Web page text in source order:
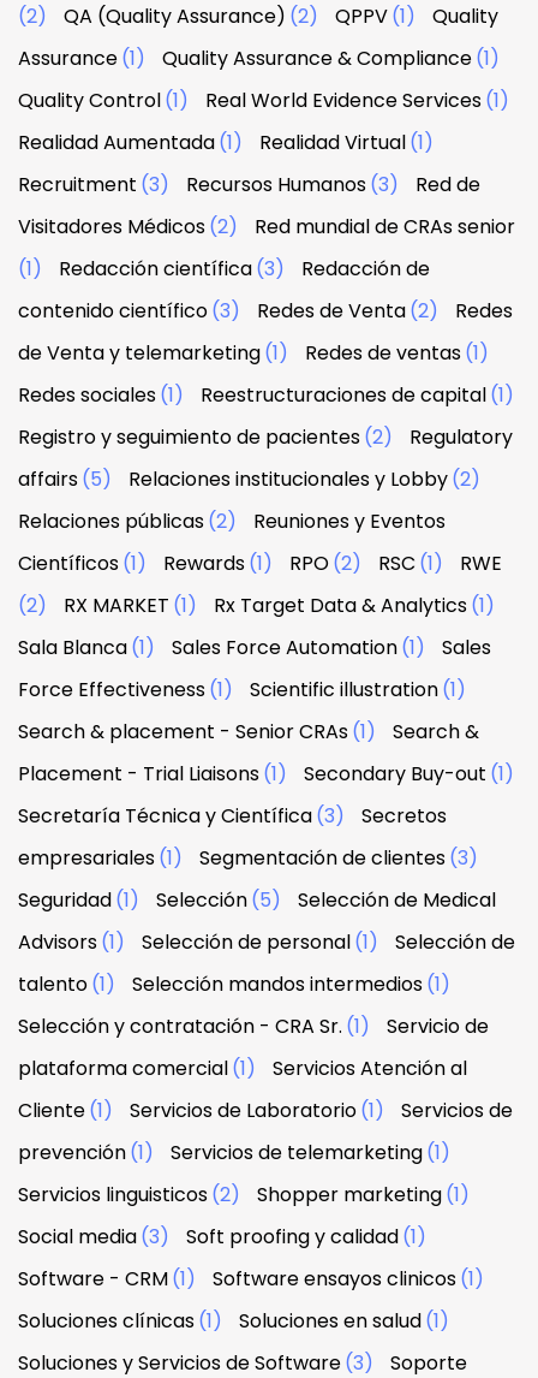
(2) QA (Quality Assurance) (2) QPPV(1)
Quality
Assurance(1) Quality Assurance & Compliance(1)
Quality Control(1) Real World Evidence Services(1)
Realidad Aumentada(1) Realidad Virtual(1)
Recruitment (3) Recursos Humanos(3)
Red de
Visitadores Médicos(2)
Red mundial de CRAs senior
(1)
Redacción científica(3)
Redacción de
contenido científico(3) Redes de Venta(2)
Redes
de Venta y telemarketing(1) Redes de ventas(1)
Redes sociales(1) Reestructuraciones de capital(1)
Registro y seguimiento de pacientes(2)
Regulatory
affairs(5) Relaciones institucionales y Lobby(2)
Relaciones públicas(2)
Reuniones y Eventos
Científicos(1) Rewards(1) RPO(2) RSC (1)
RWE
(2)
RX MARKET (1) Rx Target Data & Analytics(1)
Sala Blanca(1) Sales Force Automation(1)
Sales
Force Effectiveness(1) Scientific illustration(1)
Search & placement - Senior CRAs(1)
Search &
Placement - Trial Liaisons(1) Secondary Buy-out (1)
Secretaría Técnica y Científica(3)
Secretos
empresariales(1) Segmentación de clientes(3)
Seguridad(1) Selección(5)
Selección de Medical
Advisors(1) Selección de personal(1)
Selección de
talento(1) Selección mandos intermedios(1)
Selección y contratación - CRA Sr. (1)
Servicio de
plataforma comercial(1)
Servicios Atención al
Cliente(1) Servicios de Laboratorio(1)
Servicios de
prevención(1) Servicios de telemarketing(1)
Servicios linguisticos(2) Shopper marketing(1)
Social media(3) Soft proofing y calidad(1)
Software - CRM(1) Software ensayos clinicos(1)
Soluciones clínicas(1) Soluciones en salud(1)
Soluciones y Servicios de Software(3)
Soporte